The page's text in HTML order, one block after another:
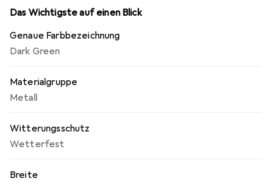
Das Wichtigste auf einen Blick
Genaue Farbbezeichnung
Dark Green
Materialgruppe
Metall
Witterungsschutz
Wetterfest
Breite